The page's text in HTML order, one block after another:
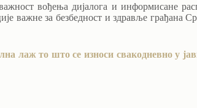
вођења дијалога и информисане
важне за безбедност и здравље грађана
лаж то што се износи свакодневно у